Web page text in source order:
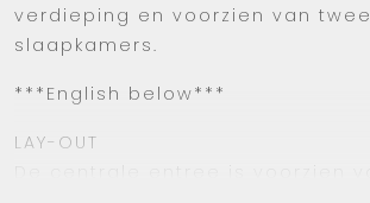
verdieping en voorzien van twee
slaapkamers.
***English below***
LAY-OUT